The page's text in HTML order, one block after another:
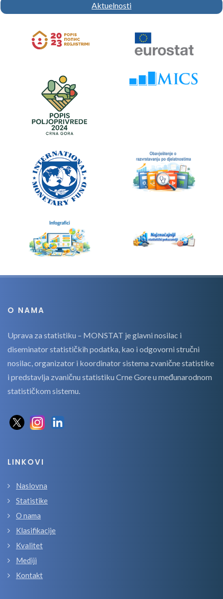
Aktuelnosti
O NAMA
Uprava za statistiku – MONSTAT je glavni nosilac i
diseminator statističkih podatka, kao i odgovorni stručni
nosilac, organizator i koordinator sistema zvanične statistike
i predstavlja zvaničnu statistiku Crne Gore u međunarodnom
statističkom sistemu.
LINKOVI
Naslovna
Statistike
O nama
Klasifikacije
Kvalitet
Mediji
Kontakt